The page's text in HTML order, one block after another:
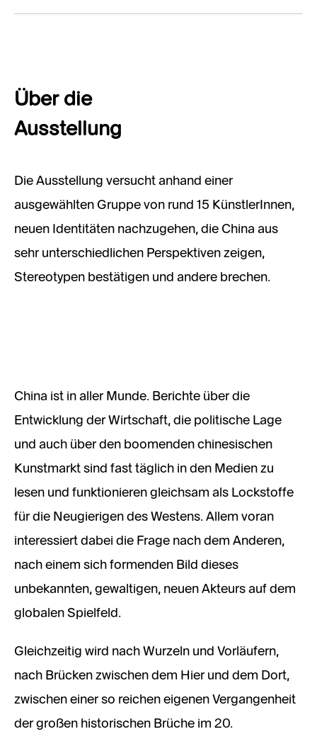
Über die
Ausstellung
Die Ausstellung versucht anhand einer
ausgewählten Gruppe von rund 15 KünstlerInnen,
neuen Identitäten nachzugehen, die China aus
sehr unterschiedlichen Perspektiven zeigen,
Stereotypen bestätigen und andere brechen.
China ist in aller Munde. Berichte über die
Entwicklung der Wirtschaft, die politische Lage
und auch über den boomenden chinesischen
Kunstmarkt sind fast täglich in den Medien zu
lesen und funktionieren gleichsam als Lockstoffe
für die Neugierigen des Westens. Allem voran
interessiert dabei die Frage nach dem Anderen,
nach einem sich formenden Bild dieses
unbekannten, gewaltigen, neuen Akteurs auf dem
globalen Spielfeld.
Gleichzeitig wird nach Wurzeln und Vorläufern,
nach Brücken zwischen dem Hier und dem Dort,
zwischen einer so reichen eigenen Vergangenheit
der großen historischen Brüche im 20.